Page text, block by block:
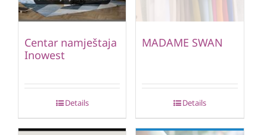
Centar namještaja
Inowest
Details
MADAME SWAN
Details